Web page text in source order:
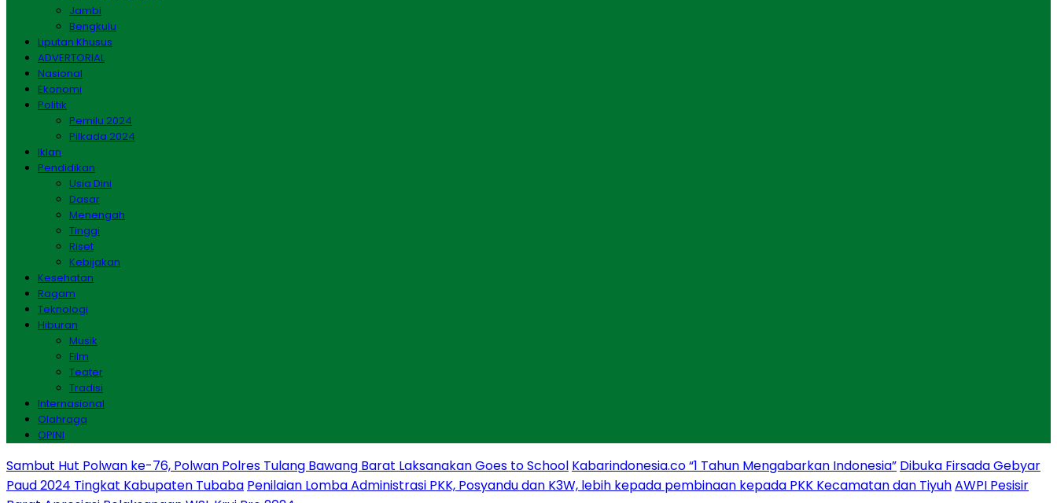
Jambi
Bengkulu
Liputan Khusus
ADVERTORIAL
Nasional
Ekonomi
Politik
Pemilu 2024
Pilkada 2024
Iklan
Pendidikan
Usia Dini
Dasar
Menengah
Tinggi
Riset
Kebijakan
Kesehatan
Ragam
Teknologi
Hiburan
Musik
Film
Teater
Tradisi
Internasional
Olahraga
OPINI
Sambut Hut Polwan ke-76, Polwan Polres Tulang Bawang Barat Laksanakan Goes to School Kabarindonesia.co “1 Tahun Mengabarkan Indonesia” Dibuka Firsada Gebyar
Paud 2024 Tingkat Kabupaten Tubaba Penilaian Lomba Administrasi PKK, Posyandu dan K3W, lebih kepada pembinaan kepada PKK Kecamatan dan TiyuhAWPI Pesisir